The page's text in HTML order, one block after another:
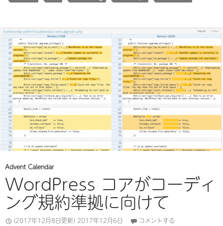
Advent Calendar
WordPress コアがコーディ
ング規約準拠に向けて
(2017年12月8日更新) 2017年12月6日 コメントする